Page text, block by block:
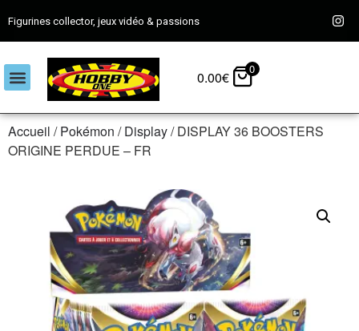
Figurines collector, jeux vidéo & passions
0.00€ 0
Accueil /Pokémon /Display/ DISPLAY 36 BOOSTERS
ORIGINE PERDUE – FR